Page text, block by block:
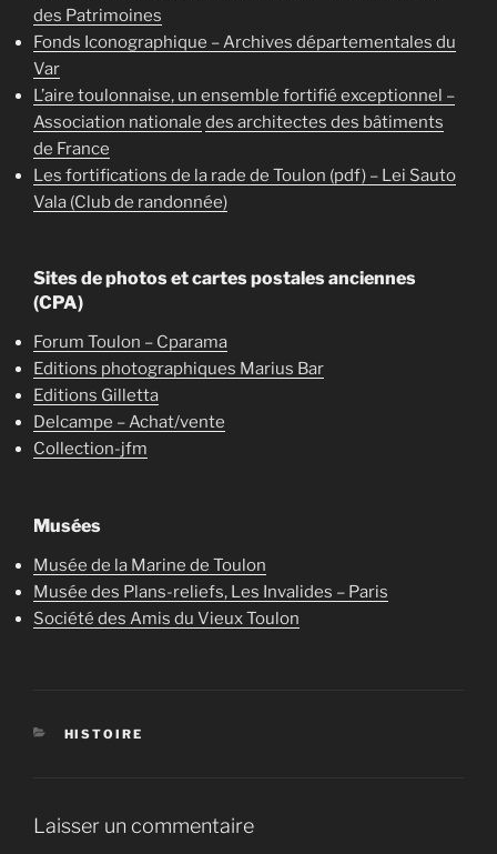
des Patrimoines
Fonds Iconographique – Archives départementales du
Var
L’aire toulonnaise, un ensemble fortifié exceptionnel –
Association nationale des architectes des bâtiments
de France
Les fortifications de la rade de Toulon (pdf) – Lei Sauto
Vala (Club de randonnée)
Sites de photos et cartes postales anciennes
(CPA)
Forum Toulon – Cparama
Editions photographiques Marius Bar
Editions Gilletta
Delcampe – Achat/vente
Collection-jfm
Musées
Musée de la Marine de Toulon
Musée des Plans-reliefs, Les Invalides – Paris
Société des Amis du Vieux Toulon
CATÉGORIES
HISTOIRE
Laisser un commentaire